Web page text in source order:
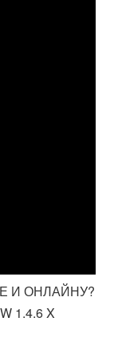
И ОНЛАЙНУ?
1.4.6 X